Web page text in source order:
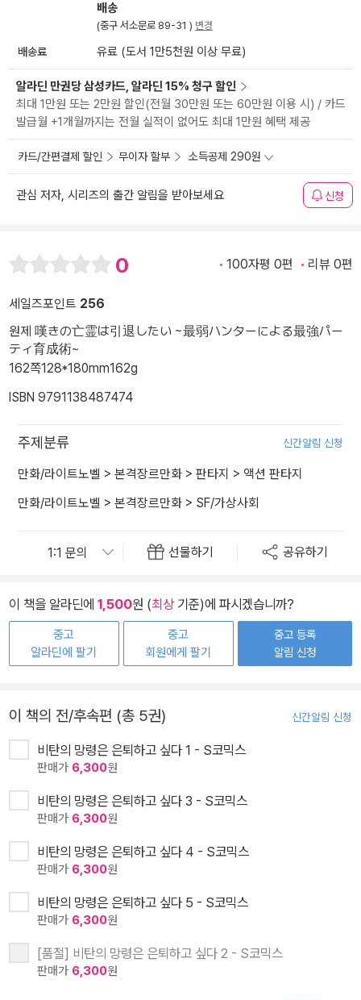
배송
(중구 서소문로 89-31 ) 변경
배송료 유료 (도서 1만5천원 이상 무료)
알라딘 만권당 삼성카드, 알라딘 15% 청구 할인
최대 1만원 또는 2만원 할인(전월 30만원 또는 60만원 이용 시) / 카드
발급월 +1개월까지는 전월 실적이 없어도 최대 1만원 혜택 제공
카드/간편결제 할인 무이자 할부 소득공제 290원
관심 저자, 시리즈의 출간 알림을 받아보세요 신청
0 100자평 0편 리뷰 0편
세일즈포인트 256
원제 嘆きの亡霊は引退したい ~最弱ハンターによる最強パー
ティ育成術~
162쪽128*180mm162g
ISBN 9791138487474
주제분류 신간알림 신청
만화/라이트노벨 > 본격장르만화 > 판타지 > 액션 판타지
만화/라이트노벨 > 본격장르만화 > SF/가상사회
선물하기 공유하기
이 책을 알라딘에 1,500원 (최상기준)에 파시겠습니까?
중고
알라딘에 팔기
중고
회원에게 팔기
중고 등록
알림 신청
이 책의 전/후속편 (총 5권) 신간알림 신청
비탄의 망령은 은퇴하고 싶다 1 - S코믹스
판매가 6,300원
비탄의 망령은 은퇴하고 싶다 3 - S코믹스
판매가 6,300원
비탄의 망령은 은퇴하고 싶다 4 - S코믹스
판매가 6,300원
비탄의 망령은 은퇴하고 싶다 5 - S코믹스
판매가 6,300원
[품절] 비탄의 망령은 은퇴하고 싶다 2 - S코믹스
판매가 6,300원